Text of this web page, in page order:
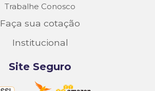
Trabalhe Conosco
Faça sua cotação
Institucional
Site Seguro